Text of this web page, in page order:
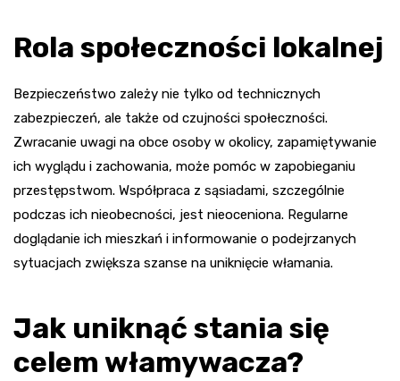
Rola społeczności lokalnej
Bezpieczeństwo zależy nie tylko od technicznych
zabezpieczeń, ale także od czujności społeczności.
Zwracanie uwagi na obce osoby w okolicy, zapamiętywanie
ich wyglądu i zachowania, może pomóc w zapobieganiu
przestępstwom. Współpraca z sąsiadami, szczególnie
podczas ich nieobecności, jest nieoceniona. Regularne
doglądanie ich mieszkań i informowanie o podejrzanych
sytuacjach zwiększa szanse na uniknięcie włamania.
Jak uniknąć stania się
celem włamywacza?